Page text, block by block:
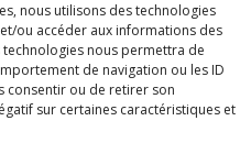
nous utilisons des technologies
ou accéder aux informations des
nous permettra de
de navigation ou les ID
consentir ou de retirer son
sur certaines caractéristiques et
d’emploi (SAACE)
:quels indicateurs
la situation en